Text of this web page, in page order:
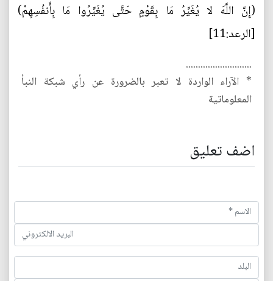
(إِنَّ اللَّهَ لا يُغَيِّرُ مَا بِقَوْمٍ حَتَّى يُغَيِّرُوا مَا بِأَنفُسِهِمْ)
[الرعد:11]
...........................
* الآراء الواردة لا تعبر بالضرورة عن رأي شبكة النبأ
المعلوماتية
اضف تعليق